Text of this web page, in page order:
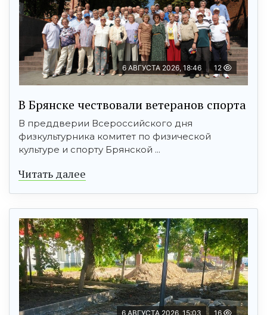
6 АВГУСТА 2026, 18:46 12
В Брянске чествовали ветеранов спорта
В преддверии Всероссийского дня
физкультурника комитет по физической
культуре и спорту Брянской ...
Читать далее
6 АВГУСТА 2026, 15:03 16